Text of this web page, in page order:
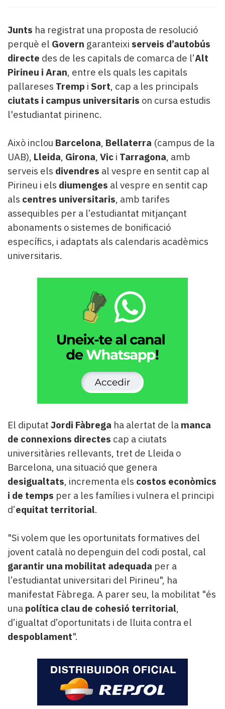
Contingut
patrocinat
més
llegit...
Editorial
Junts ha registrat una proposta de resolució
perquè el Govern garanteixi serveis d’autobús
directe des de les capitals de comarca de l’Alt
Pirineu i Aran, entre els quals les capitals
pallareses Tremp i Sort, cap a les principals
ciutats i campus universitaris on cursa estudis
l'estudiantat pirinenc.
Això inclou Barcelona, Bellaterra (campus de la
UAB), Lleida, Girona, Vic i Tarragona, amb
serveis els divendres al vespre en sentit cap al
Pirineu i els diumenges al vespre en sentit cap
als centres universitaris, amb tarifes
assequibles per a l’estudiantat mitjançant
abonaments o sistemes de bonificació
específics, i adaptats als calendaris acadèmics
universitaris.
El diputat Jordi Fàbrega ha alertat de la manca
de connexions directes cap a ciutats
universitàries rellevants, tret de Lleida o
Barcelona, una situació que genera
desigualtats, incrementa els costos econòmics
i de temps per a les famílies i vulnera el principi
d’equitat territorial.
"Si volem que les oportunitats formatives del
jovent català no depenguin del codi postal, cal
garantir una mobilitat adequada per a
l’estudiantat universitari del Pirineu", ha
manifestat Fàbrega. A parer seu, la mobilitat "és
una política clau de cohesió territorial,
d’igualtat d’oportunitats i de lluita contra el
despoblament".